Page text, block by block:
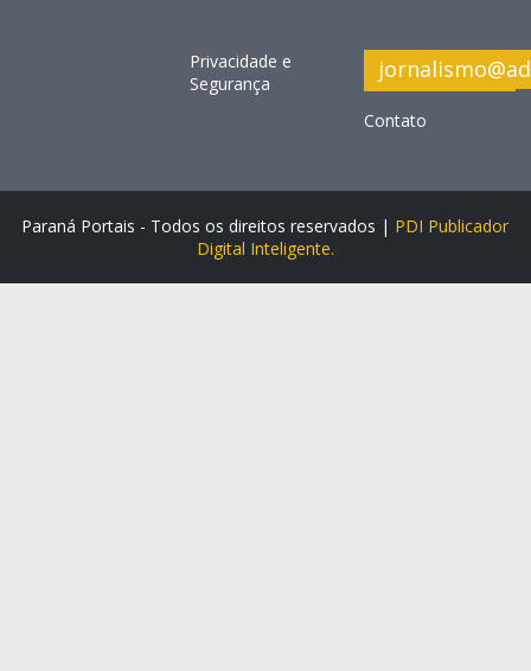
Privacidade e
Segurança
Contato
Paraná Portais - Todos os direitos reservados | PDI Publicador
Digital Inteligente.